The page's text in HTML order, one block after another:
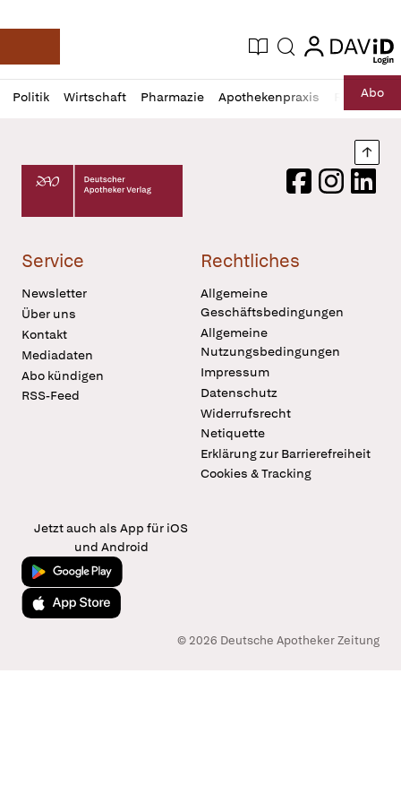
Deutsche Apotheker Zeitung
Aktuelle Ausgabe
Suche login
login
Politik Wirtschaft Pharmazie Apothekenpraxis RechtAbo
Profil
öffnen
Daz
Pur
Deutscher Apotheker Verlag Logo
FacebookInstagram
Service
Newsletter
Über uns
Kontakt
Mediadaten
Abo kündigen
RSS-Feed
Rechtliches
Allgemeine
Geschäftsbedingungen
Allgemeine
Nutzungsbedingungen
Impressum
Datenschutz
Widerrufsrecht
Netiquette
Erklärung zur Barrierefreiheit
Cookies & Tracking
Jetzt auch als App für iOS
und Android
Jetzt bei Google Play
Laden im App Store
© 2026 Deutsche Apotheker Zeitung